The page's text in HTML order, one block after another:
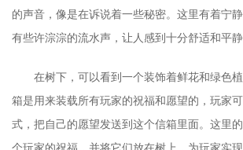
的声音，像是在诉说着一些秘密。这里有着宁
有些许淙淙的流水声，让人感到十分舒适和平静
在树下，可以看到一个装饰着鲜花和绿色
箱是用来装载所有玩家的祝福和愿望的，玩家
式，把自己的愿望发送到这个信箱里面。这里
个玩家的祝福，并将它们放在树上，为玩家实现